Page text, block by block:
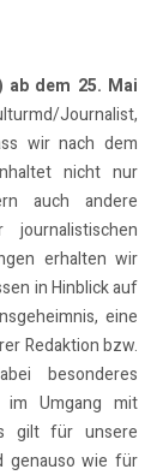
ab dem 25. Mai
Journalist,
wir nach dem
nicht nur
auch andere
erhalten wir
in Hinblick auf
eine
Redaktion bzw.
besonderes
im Umgang mit
gilt für unsere
genauso wie für